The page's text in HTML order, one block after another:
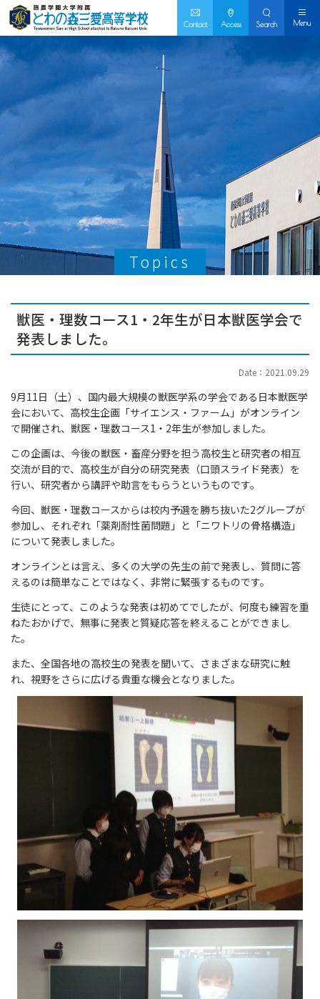
Contact Access Search Menu
Topics
獣医・理数コース1・2年生が日本獣医学会で
発表しました。
Date：2021.09.29
9月11日（土）、国内最大規模の獣医学系の学会である日本獣医学
会において、高校生企画「サイエンス・ファーム」がオンライン
で開催され、獣医・理数コース1・2年生が参加しました。
この企画は、今後の獣医・畜産分野を担う高校生と研究者の相互
交流が目的で、高校生が自分の研究発表（口頭スライド発表）を
行い、研究者から講評や助言をもらうというものです。
今回、獣医・理数コースからは校内予選を勝ち抜いた2グループが
参加し、それぞれ「薬剤耐性菌問題」と「ニワトリの骨格構造」
について発表しました。
オンラインとは言え、多くの大学の先生の前で発表し、質問に答
えるのは簡単なことではなく、非常に緊張するものです。
生徒にとって、このような発表は初めてでしたが、何度も練習を重
ねたおかげで、無事に発表と質疑応答を終えることができまし
た。
また、全国各地の高校生の発表を聞いて、さまざまな研究に触
れ、視野をさらに広げる貴重な機会となりました。